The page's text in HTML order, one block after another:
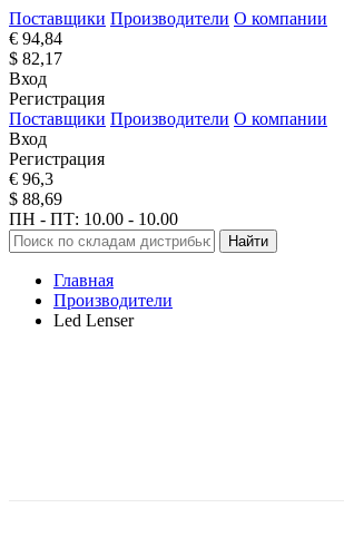
Поставщики Производители О компании
€ 94,84
$ 82,17
Вход
Регистрация
Поставщики Производители О компании
Вход
Регистрация
€ 96,3
$ 88,69
ПН - ПТ: 10.00 - 10.00
Найти
Главная
Производители
Led Lenser